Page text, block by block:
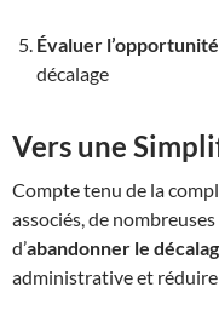
Évaluer l’opportunité
décalage
Vers une
Compte tenu de la
associés, de
d’abandonner le
administrative et